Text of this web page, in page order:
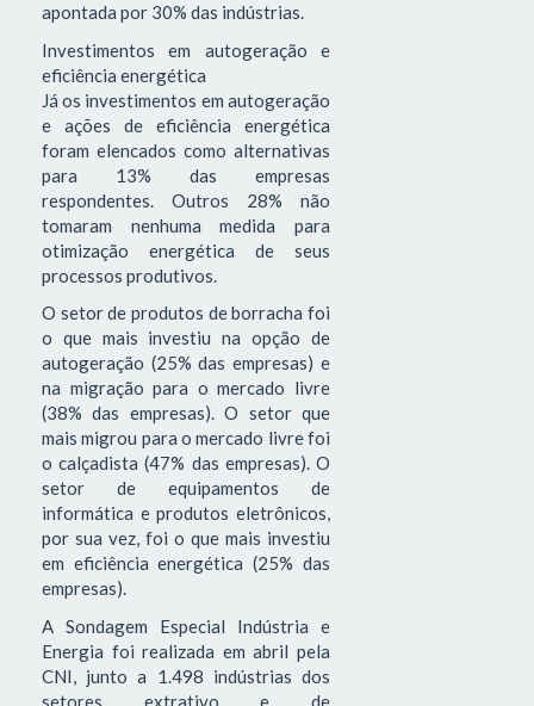
apontada por 30% das indústrias.
Investimentos em autogeração e
eficiência energética
Já os investimentos em autogeração
e ações de eficiência energética
foram elencados como alternativas
para 13% das empresas
respondentes. Outros 28% não
tomaram nenhuma medida para
otimização energética de seus
processos produtivos.
O setor de produtos de borracha foi
o que mais investiu na opção de
autogeração (25% das empresas) e
na migração para o mercado livre
(38% das empresas). O setor que
mais migrou para o mercado livre foi
o calçadista (47% das empresas). O
setor de equipamentos de
informática e produtos eletrônicos,
por sua vez, foi o que mais investiu
em eficiência energética (25% das
empresas).
A Sondagem Especial Indústria e
Energia foi realizada em abril pela
CNI, junto a 1.498 indústrias dos
setores extrativo e de